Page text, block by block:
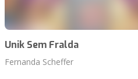
Unik Sem Fralda
Fernanda Scheffer